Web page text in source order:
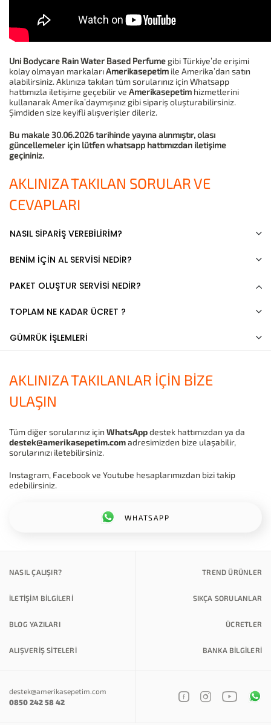
Uni Bodycare Rain Water Based Perfume gibi Türkiye’de erişimi
kolay olmayan markalarıAmerikasepetim ile Amerika’dan satın
alabilirsiniz. Aklınıza takılan tüm sorularınız için Whatsapp
hattımızla iletişime geçebilir ve Amerikasepetim hizmetlerini
kullanarak Amerika’daymışınız gibi sipariş oluşturabilirsiniz.
Şimdiden size keyifli alışverişler dileriz.
Bu makale 30.06.2026 tarihinde yayına alınmıştır, olası
güncellemeler için lütfen whatsapp hattımızdan iletişime
geçininiz.
AKLINIZA TAKILAN SORULAR VE
CEVAPLARI
NASIL SİPARİŞ VEREBİLİRİM?
BENİM İÇİN AL SERVİSİ NEDİR?
PAKET OLUŞTUR SERVİSİ NEDİR?
TOPLAM NE KADAR ÜCRET ?
GÜMRÜK İŞLEMLERİ
AKLINIZA TAKILANLAR İÇİN BİZE
ULAŞIN
WHATSAPP
Tüm diğer sorularınız için WhatsAppdestek hattımızdan ya da
destek@amerikasepetim.comadresimizden bize ulaşabilir,
sorularınızı iletebilirsiniz.
Instagram, Facebook ve Youtube hesaplarımızdan bizi takip
edebilirsiniz.
NASIL ÇALIŞIR? TREND ÜRÜNLER
İLETİŞİM BİLGİLERİ SIKÇA SORULANLAR
BLOG YAZILARI ÜCRETLER
ALIŞVERİŞ SİTELERİ BANKA BILGILERI
destek@amerikasepetim.com
0850 242 58 42